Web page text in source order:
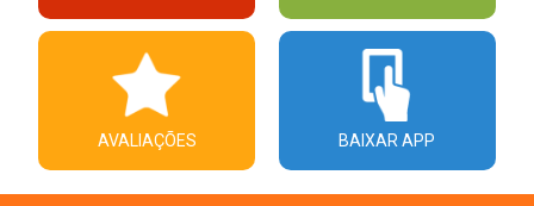
AVALIAÇÕES BAIXAR APP